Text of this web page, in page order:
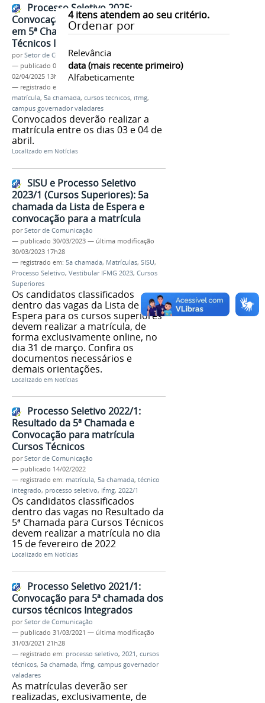
4itens atendem ao seu critério.
Ordenar por
Relevância
data (mais recente primeiro)
Alfabeticamente
Processo Seletivo 2025:
Convocação para matrícula online
em 5ª Chamada dos Cursos
Técnicos Integrado
porSetor de Comunicação
— publicado 02/04/2025 —última modificação
02/04/2025 13h27
— registrado em:
matrícula, 5a chamada, cursos técnicos, ifmg,
campus governador valadares
Convocados deverão realizar a
matrícula entre os dias 03 e 04 de
abril.
Localizado em Notícias
SISU e Processo Seletivo
2023/1 (Cursos Superiores): 5a
chamada da Lista de Espera e
convocação para a matrícula
porSetor de Comunicação
— publicado 30/03/2023 — última modificação
30/03/2023 17h28
— registrado em: 5a chamada, Matrículas, SISU,
Processo Seletivo, Vestibular IFMG 2023, Cursos
Superiores
Os candidatos classificados
dentro das vagas da Lista de
Espera para os cursos superiores
devem realizar a matrícula, de
forma exclusivamente online, no
dia 31 de março. Confira os
documentos necessários e
demais orientações.
Localizado em Notícias
Processo Seletivo 2022/1:
Resultado da 5ª Chamada e
Convocação para matrícula
Cursos Técnicos
porSetor de Comunicação
— publicado 14/02/2022
— registrado em: matrícula, 5a chamada, técnico
integrado, processo seletivo, ifmg, 2022/1
Os candidatos classificados
dentro das vagas no Resultado da
5ª Chamada para Cursos Técnicos
devem realizar a matrícula no dia
15 de fevereiro de 2022
Localizado em Notícias
Processo Seletivo 2021/1:
Convocação para 5ª chamada dos
cursos técnicos Integrados
porSetor de Comunicação
— publicado 31/03/2021 — última modificação
31/03/2021 21h28
— registrado em: processo seletivo, 2021, cursos
técnicos, 5a chamada, ifmg, campus governador
valadares
As matrículas deverão ser
realizadas, exclusivamente, de